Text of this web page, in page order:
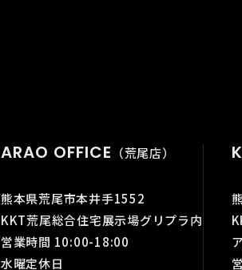
ARAO OFFICE （荒尾店）
熊本県荒尾市本井手1552
KKT荒尾総合住宅展示場グリプラ内
営業時間 10:00-18:00
水曜定休日